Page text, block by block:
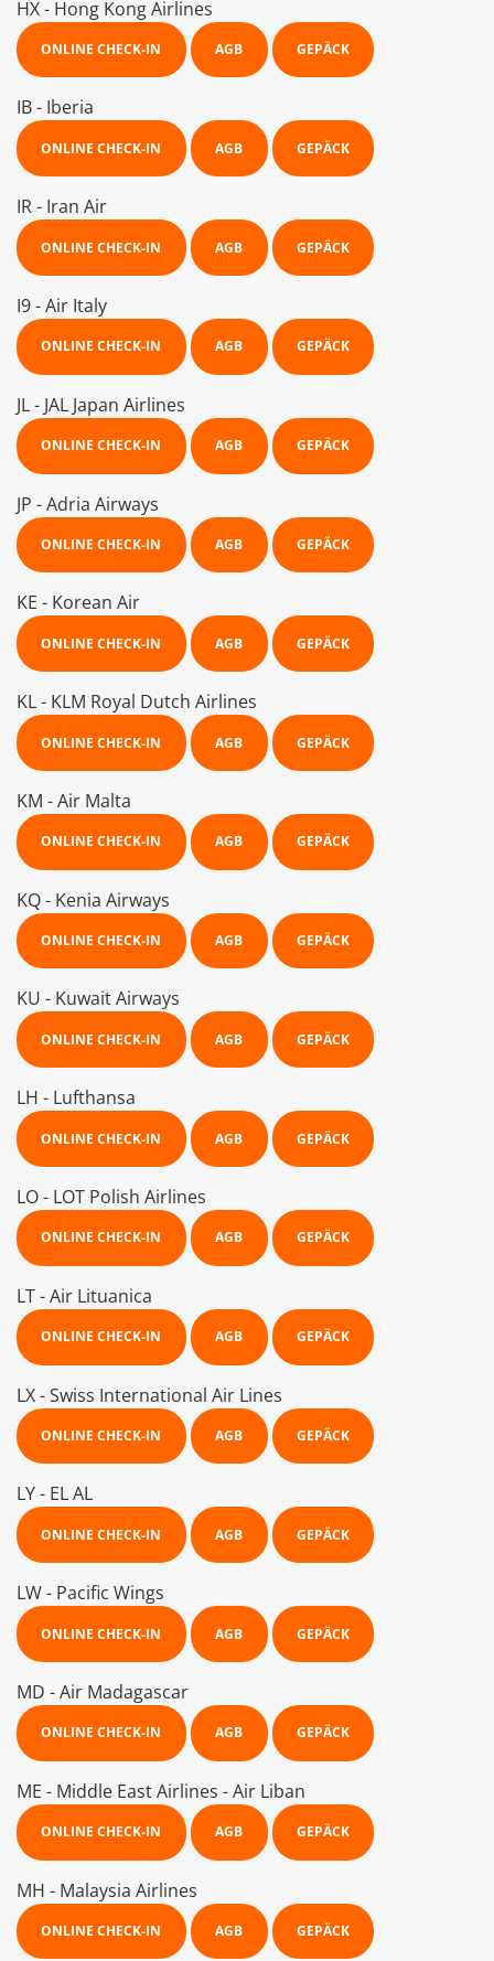
HX - Hong Kong Airlines
ONLINE CHECK-IN AGB GEPÄCK
IB - Iberia
ONLINE CHECK-IN AGB GEPÄCK
IR - Iran Air
ONLINE CHECK-IN AGB GEPÄCK
I9 - Air Italy
ONLINE CHECK-IN AGB GEPÄCK
JL - JAL Japan Airlines
ONLINE CHECK-IN AGB GEPÄCK
JP - Adria Airways
ONLINE CHECK-IN AGB GEPÄCK
KE - Korean Air
ONLINE CHECK-IN AGB GEPÄCK
KL - KLM Royal Dutch Airlines
ONLINE CHECK-IN AGB GEPÄCK
KM - Air Malta
ONLINE CHECK-IN AGB GEPÄCK
KQ - Kenia Airways
ONLINE CHECK-IN AGB GEPÄCK
KU - Kuwait Airways
ONLINE CHECK-IN AGB GEPÄCK
LH - Lufthansa
ONLINE CHECK-IN AGB GEPÄCK
LO - LOT Polish Airlines
ONLINE CHECK-IN AGB GEPÄCK
LT - Air Lituanica
ONLINE CHECK-IN AGB GEPÄCK
LX - Swiss International Air Lines
ONLINE CHECK-IN AGB GEPÄCK
LY - EL AL
ONLINE CHECK-IN AGB GEPÄCK
LW - Pacific Wings
ONLINE CHECK-IN AGB GEPÄCK
MD - Air Madagascar
ONLINE CHECK-IN AGB GEPÄCK
ME - Middle East Airlines - Air Liban
ONLINE CHECK-IN AGB GEPÄCK
MH - Malaysia Airlines
ONLINE CHECK-IN AGB GEPÄCK